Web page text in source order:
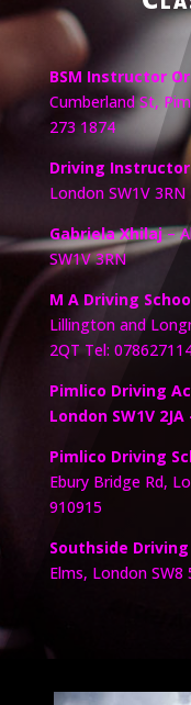
BSM Instructor
Cumberland St,
273 1874
Driving
London SW1V
Gabriela Xhilaj–
SW1V 3RN
M A Driving
Lillington and
2QT Tel:
Pimlico Driving
London SW1V
Pimlico Driving
Ebury Bridge Rd,
910915
Southside
Elms, London SW8